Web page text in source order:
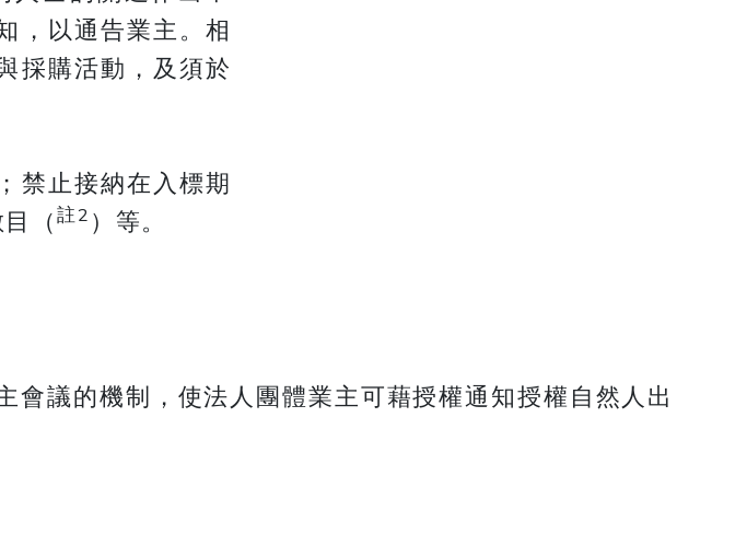
，以通告業主。相
採購活動，及須於
禁止接納在入標期
（註2 ）等。
議的機制，使法人團體業主可藉授權通知授權自然人出